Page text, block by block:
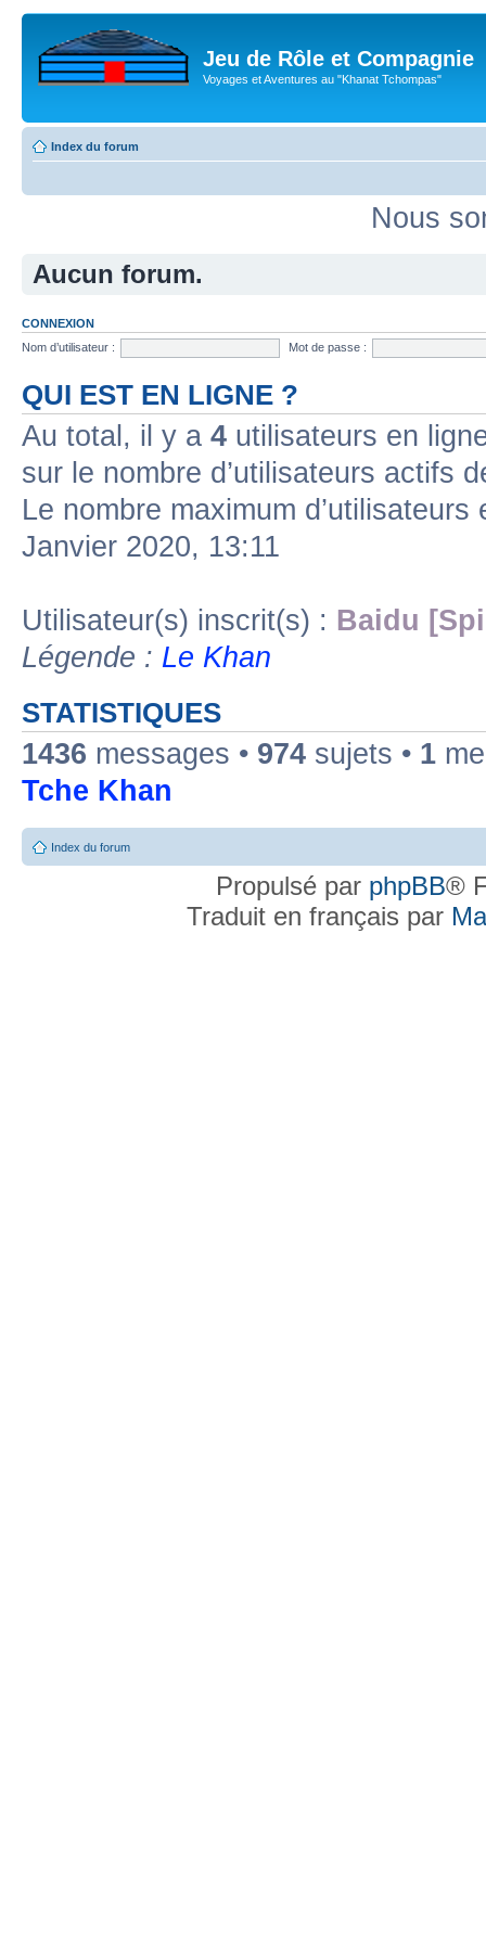
Jeu de Rôle et Compagnie
Voyages et Aventures au "Khanat Tchompas"
Index du forum
Nous
Aucun forum.
CONNEXION
Nom d’utilisateur :
Mot de passe :
QUI EST EN LIGNE ?
Au total, il y a 4 utilisateurs en
sur le nombre d’utilisateurs actifs
Le nombre maximum
Janvier 2020, 13:11
Utilisateur(s) inscrit(s) : Baidu
Légende : Le Khan
STATISTIQUES
1436 messages • 974 sujets • 1
Tche Khan
Index du forum
Propulsé par phpBB®
Traduit en français par